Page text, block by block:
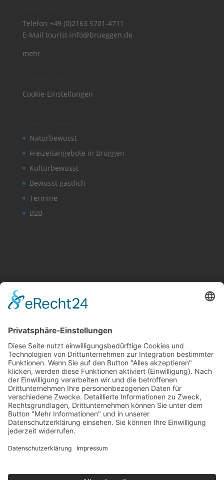
Telefon +49 (0)2163 5701-4711
E-Mail tourist-info@brueggen.de
mehr
Cookie-Einstellungen
Naturbewusst
Freizeitangebote in Brüggen
Kulturbewusst
Bewusst gastlich
Termine
B2B
Kontakt Newsletter